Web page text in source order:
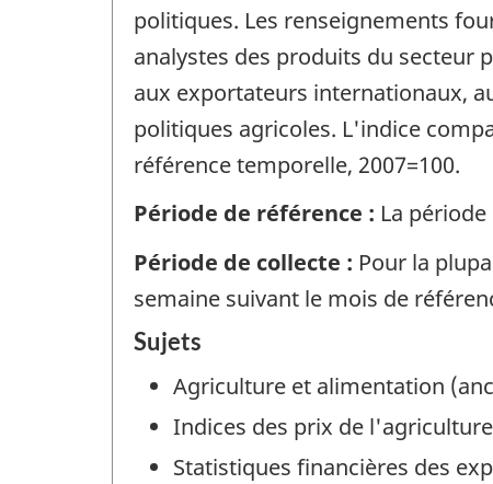
politiques. Les renseignements
analystes des produits du secteur
aux exportateurs internationaux,
politiques agricoles. L'indice
référence temporelle, 2007=100.
Période de référence : La
Période de collecte : Pour la
semaine suivant le mois de
Sujets
Agriculture et alimentation
Indices des prix de l'agriculture
Statistiques financières des